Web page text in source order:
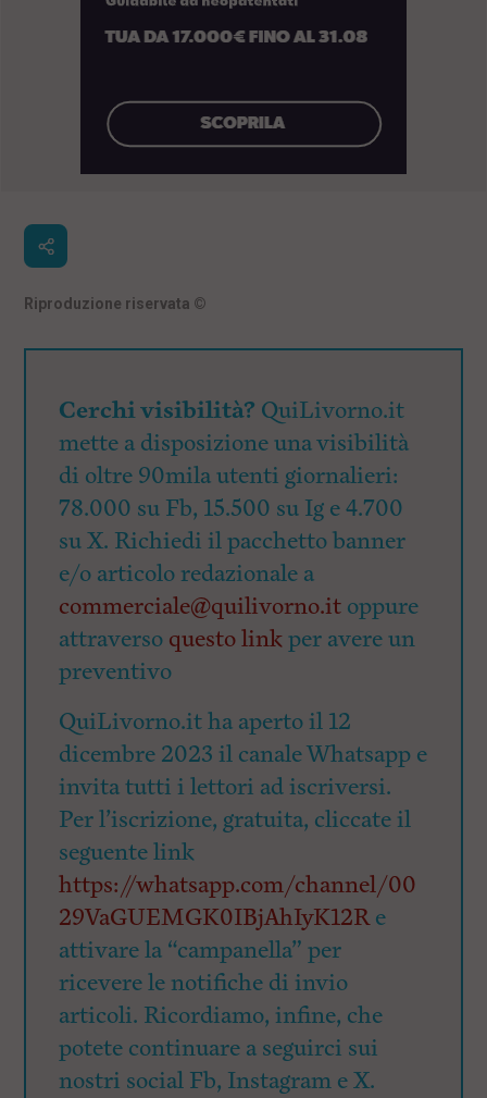
Riproduzione riservata ©
Cerchi visibilità? QuiLivorno.it
mette a disposizione una visibilità
di oltre 90mila utenti giornalieri:
78.000 su Fb, 15.500 su Ig e 4.700
su X. Richiedi il pacchetto banner
e/o articolo redazionale a
commerciale@quilivorno.it oppure
attraverso questo linkper avere un
preventivo
QuiLivorno.it ha aperto il 12
dicembre 2023 il canale Whatsapp e
invita tutti i lettori ad iscriversi.
Per l’iscrizione, gratuita, cliccate il
seguente link
https://whatsapp.com/channel/00
29VaGUEMGK0IBjAhIyK12Re
attivare la “campanella” per
ricevere le notifiche di invio
articoli. Ricordiamo, infine, che
potete continuare a seguirci sui
nostri social Fb, Instagram e X.